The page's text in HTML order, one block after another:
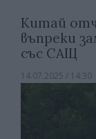
Китай
въпреки
със САЩ
14.07.2025 / 14:30